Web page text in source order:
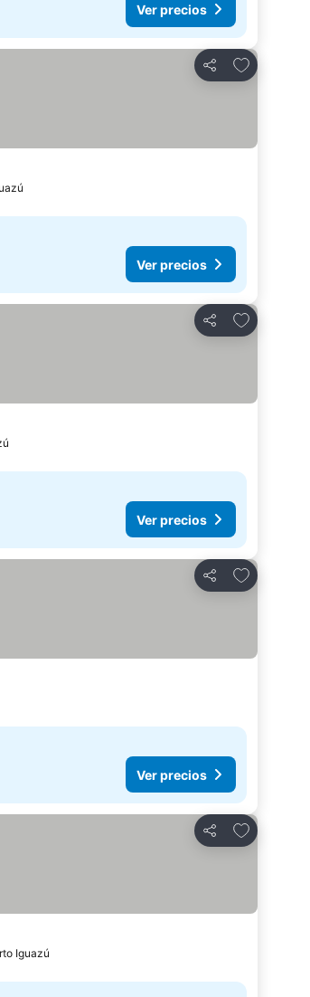
Ver precios
Compartir
Añadir a
Ver precios
Compartir
Añadir a
Ver precios
Compartir
Añadir a
Ver precios
Compartir
Añadir a
Iguazú